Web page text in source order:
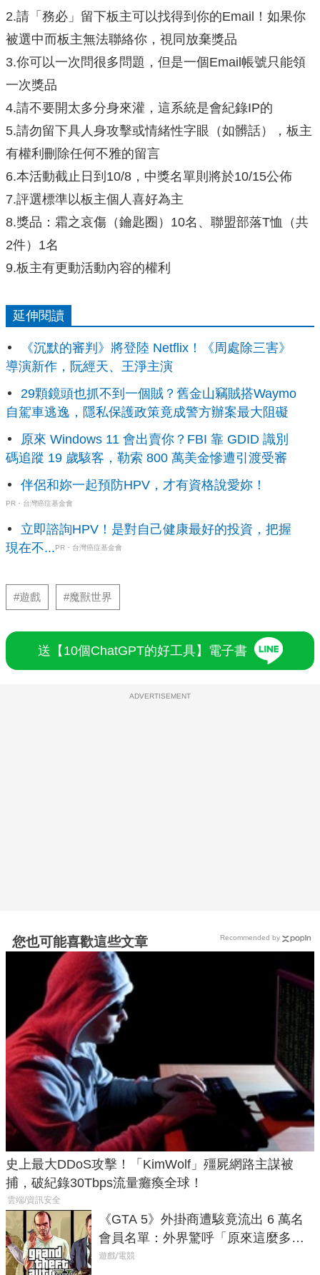
2.請「務必」留下板主可以找得到你的Email！如果你
被選中而板主無法聯絡你，視同放棄獎品
3.你可以一次問很多問題，但是一個Email帳號只能領
一次獎品
4.請不要開太多分身來灌，這系統是會紀錄IP的
5.請勿留下具人身攻擊或情緒性字眼（如髒話），板主
有權利刪除任何不雅的留言
6.本活動截止日到10/8，中獎名單則將於10/15公佈
7.評選標準以板主個人喜好為主
8.獎品：霜之哀傷（鑰匙圈）10名、聯盟部落T恤（共
2件）1名
9.板主有更動活動內容的權利
延伸閱讀
《沉默的審判》將登陸 Netflix！《周處除三害》
導演新作，阮經天、王淨主演
29顆鏡頭也抓不到一個賊？舊金山竊賊搭Waymo
自駕車逃逸，隱私保護政策竟成警方辦案最大阻礙
原來 Windows 11 會出賣你？FBI 靠 GDID 識別
碼追蹤 19 歲駭客，勒索 800 萬美金慘遭引渡受審
伴侶和妳一起預防HPV，才有資格說愛妳！
PR・台灣癌症基金會
立即諮詢HPV！是對自己健康最好的投資，把握
現在不... PR・台灣癌症基金會
#遊戲 #魔獸世界
送【10個ChatGPT的好工具】電子書
ADVERTISEMENT
您也可能喜歡這些文章
史上最大DDoS攻擊！「KimWolf」殭屍網路主謀被
捕，破紀錄30Tbps流量癱瘓全球！
雲端/資訊安全
《GTA 5》外掛商遭駭竟流出 6 萬名
會員名單：外界驚呼「原來這麼多人
在開掛！」
遊戲/電競
Recommended by